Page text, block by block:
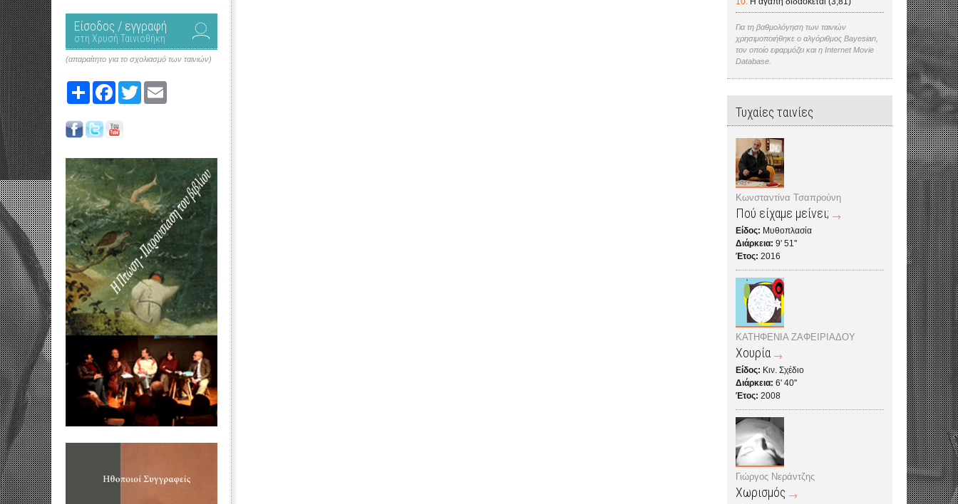
Είσοδος / εγγραφή
στη Χρυσή Ταινιοθήκη
(απαραίτητο για το σχολιασμό των ταινιών)
Share FacebookTwitter
Για τη βαθμολόγηση των ταινιών
χρησιμοποιήθηκε ο αλγόριθμος Bayesian,
τον οποίο εφαρμόζει και η Internet Movie
Database.
Τυχαίες ταινίες
Κωνσταντίνα Τσαπρούνη
Πού είχαμε μείνει;
Είδος: Μυθοπλασία
Διάρκεια: 9' 51''
Έτος: 2016
ΚΑΤΗΦΕΝΙΑ ΖΑΦΕΙΡΙΑΔΟΥ
Χουρία
Είδος: Κιν. Σχέδιο
Διάρκεια: 6' 40''
Έτος: 2008
Γιώργος Νεράντζης
Χωρισμός